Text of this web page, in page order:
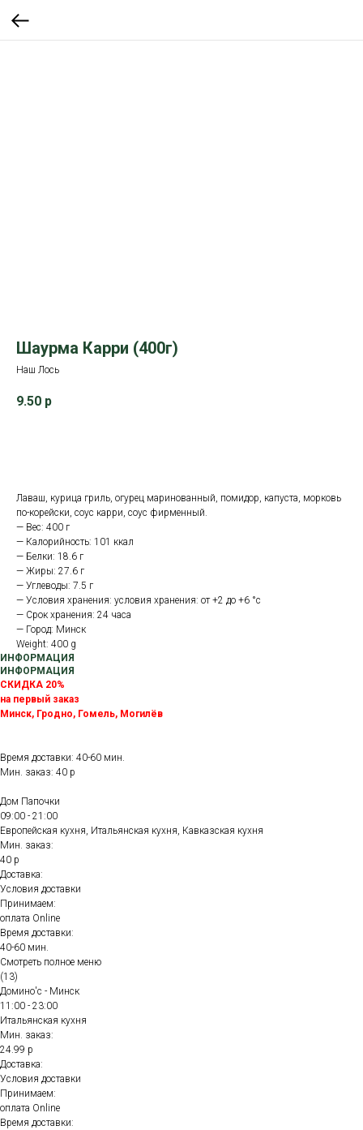
Шаурма Карри (400г)
Наш Лось
9.50 р
Лаваш, курица гриль, огурец маринованный, помидор, капуста, морковь
по-корейски, соус карри, соус фирменный.
— Вес: 400 г
— Калорийность: 101 ккал
— Белки: 18.6 г
— Жиры: 27.6 г
— Углеводы: 7.5 г
— Условия хранения: условия хранения: от +2 до +6 °с
— Срок хранения: 24 часа
— Город: Минск
Weight: 400 g
ИНФОРМАЦИЯ
ИНФОРМАЦИЯ
СКИДКА 20%
на первый заказ
Минск, Гродно, Гомель, Могилёв
Время доставки: 40-60 мин.
Мин. заказ: 40 р
Дом Папочки
09:00 - 21:00
Европейская кухня, Итальянская кухня, Кавказская кухня
Мин. заказ:
40 р
Доставка:
Условия доставки
Принимаем:
оплата Online
Время доставки:
40-60 мин.
Смотреть полное меню
(13)
Домино'с - Минск
11:00 - 23:00
Итальянская кухня
Мин. заказ:
24.99 р
Доставка:
Условия доставки
Принимаем:
оплата Online
Время доставки: